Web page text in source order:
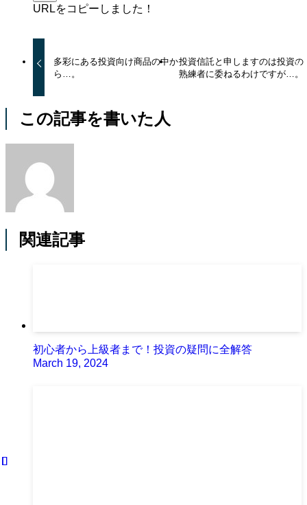
URLをコピーしました！
多彩にある投資向け商品の中か
ら…。
投資信託と申しますのは投資の
熟練者に委ねるわけですが…。
この記事を書いた人
関連記事
初心者から上級者まで！投資の疑問に全解答
March 19, 2024